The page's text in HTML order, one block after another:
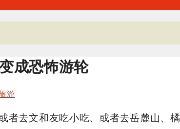
成恐怖游轮
游
者去文和友吃小吃、或者去岳麓山、橘